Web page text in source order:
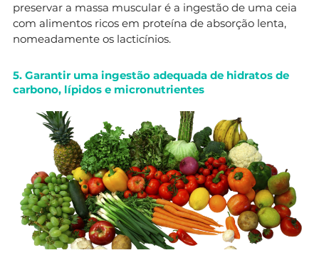
preservar a massa muscular é a ingestão de uma ceia
com alimentos ricos em proteína de absorção lenta,
nomeadamente os lacticínios.
5. Garantir uma ingestão adequada de hidratos de
carbono, lípidos e micronutrientes